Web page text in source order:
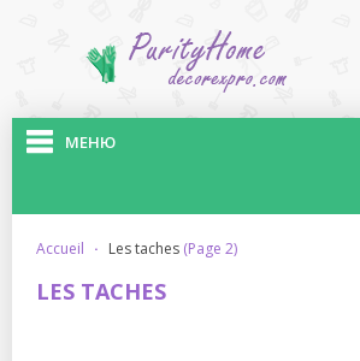
МЕНЮ
accueil · les taches (Page 2)
LES TACHES